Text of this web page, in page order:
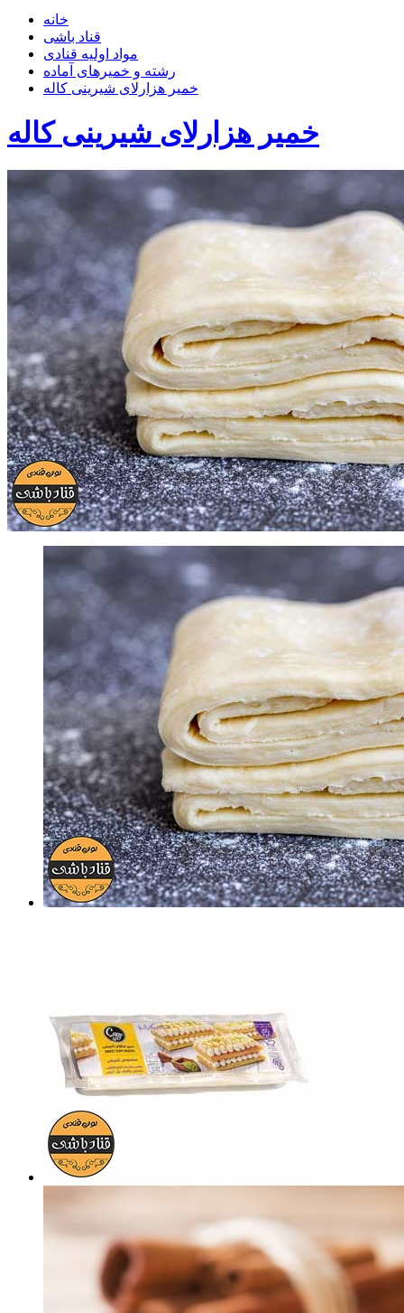
خانه
قناد باشی
مواد اولیه قنادی
رشته و خمیرهای آماده
خمیر هزارلای شیرینی کاله
خمیر هزارلای شیرینی کاله